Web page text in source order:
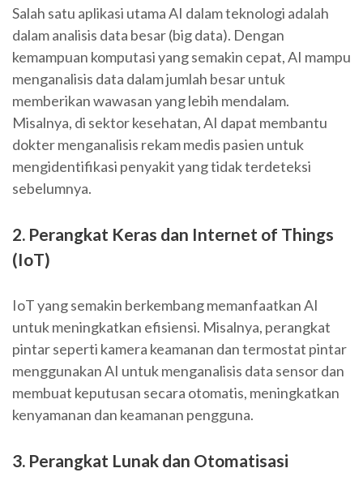
Salah satu aplikasi utama AI dalam teknologi adalah
dalam analisis data besar (big data). Dengan
kemampuan komputasi yang semakin cepat, AI mampu
menganalisis data dalam jumlah besar untuk
memberikan wawasan yang lebih mendalam.
Misalnya, di sektor kesehatan, AI dapat membantu
dokter menganalisis rekam medis pasien untuk
mengidentifikasi penyakit yang tidak terdeteksi
sebelumnya.
2. Perangkat Keras dan Internet of Things
(IoT)
IoT yang semakin berkembang memanfaatkan AI
untuk meningkatkan efisiensi. Misalnya, perangkat
pintar seperti kamera keamanan dan termostat pintar
menggunakan AI untuk menganalisis data sensor dan
membuat keputusan secara otomatis, meningkatkan
kenyamanan dan keamanan pengguna.
3. Perangkat Lunak dan Otomatisasi